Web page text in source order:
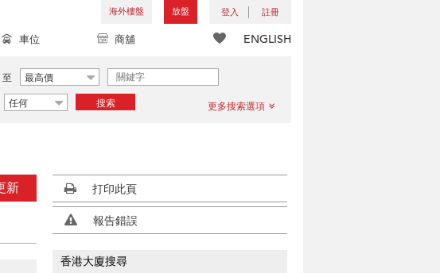
海外樓盤 放盤 登入 註冊
ENGLISH
車位 商舖
至
最高價
任何 搜索 更多搜索選項
新 打印此頁
報告錯誤
香港大廈搜尋